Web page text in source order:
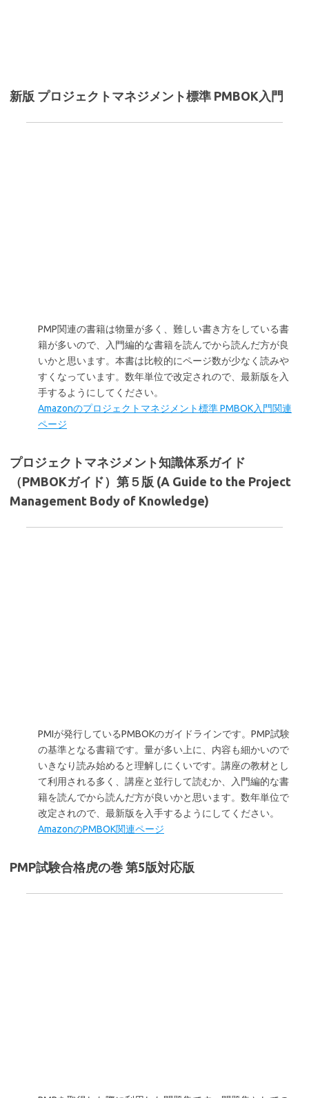
新版 プロジェクトマネジメント標準 PMBOK入門
PMP関連の書籍は物量が多く、難しい書き方をしている書
籍が多いので、入門編的な書籍を読んでから読んだ方が良
いかと思います。本書は比較的にページ数が少なく読みや
すくなっています。数年単位で改定されので、最新版を入
手するようにしてください。
Amazonのプロジェクトマネジメント標準 PMBOK入門関連
ページ
プロジェクトマネジメント知識体系ガイド
（PMBOKガイド）第５版 (A Guide to the Project
Management Body of Knowledge)
PMIが発行しているPMBOKのガイドラインです。PMP試験
の基準となる書籍です。量が多い上に、内容も細かいので
いきなり読み始めると理解しにくいです。講座の教材とし
て利用される多く、講座と並行して読むか、入門編的な書
籍を読んでから読んだ方が良いかと思います。数年単位で
改定されので、最新版を入手するようにしてください。
AmazonのPMBOK関連ページ
PMP試験合格虎の巻 第5版対応版